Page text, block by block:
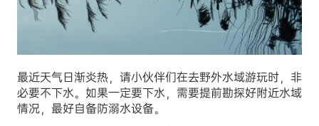
最近天气日渐炎热，请小伙伴们在去野外水域游玩时，非
必要不下水。如果一定要下水，需要提前勘探好附近水域
情况，最好自备防溺水设备。